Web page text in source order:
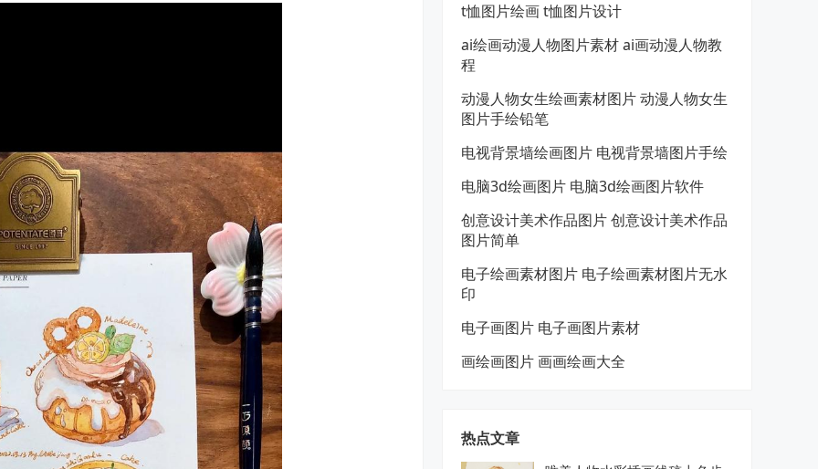
t恤图片绘画 t恤图片设计
ai绘画动漫人物图片素材 ai画动漫人物教
程
动漫人物女生绘画素材图片 动漫人物女生
图片手绘铅笔
电视背景墙绘画图片 电视背景墙图片手绘
电脑3d绘画图片 电脑3d绘画图片软件
创意设计美术作品图片 创意设计美术作品
图片简单
电子绘画素材图片 电子绘画素材图片无水
印
电子画图片 电子画图片素材
画绘画图片 画画绘画大全
热点文章